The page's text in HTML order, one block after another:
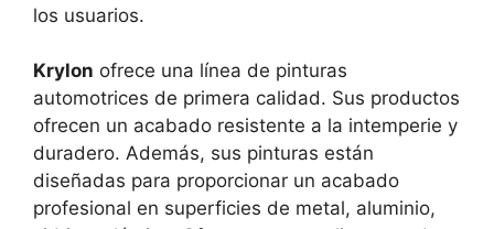
los usuarios.
Krylon ofrece una línea de pinturas
automotrices de primera calidad. Sus productos
ofrecen un acabado resistente a la intemperie y
duradero. Además, sus pinturas están
diseñadas para proporcionar un acabado
profesional en superficies de metal, aluminio,